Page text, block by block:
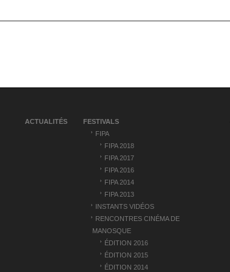
ACTUALITÉS
FESTIVALS
FIPA
FIPA 2018
FIPA 2017
FIPA 2016
FIPA 2014
FIPA 2013
INSTANTS VIDÉOS
RENCONTRES CINÉMA DE
MANOSQUE
ÉDITION 2016
ÉDITION 2015
ÉDITION 2014